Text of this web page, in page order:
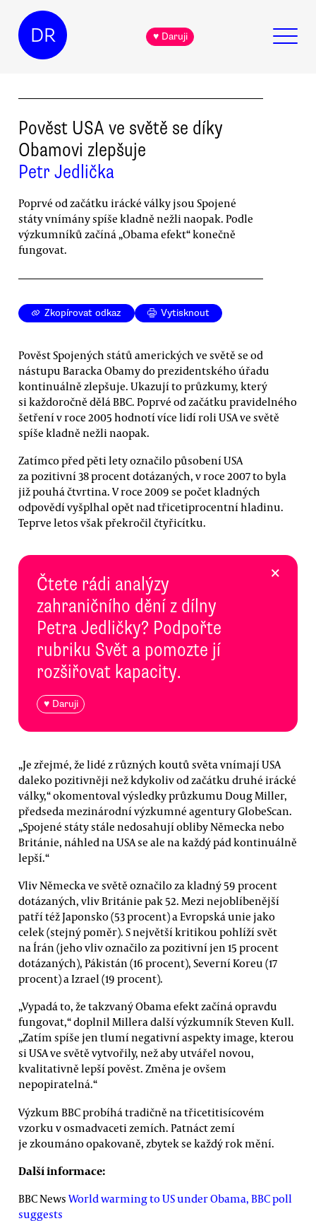
DR ♥ Daruji
Pověst USA ve světě se díky
Obamovi zlepšuje
Petr Jedlička
Poprvé od začátku irácké války jsou Spojené
státy vnímány spíše kladně nežli naopak. Podle
výzkumníků začíná „Obama efekt“ konečně
fungovat.
Zkopírovat odkaz Vytisknout
Pověst Spojených států amerických ve světě se od
nástupu Baracka Obamy do prezidentského úřadu
kontinuálně zlepšuje. Ukazují to průzkumy, který
si každoročně dělá BBC. Poprvé od začátku pravidelného
šetření v roce 2005 hodnotí více lidí roli USA ve světě
spíše kladně nežli naopak.
Zatímco před pěti lety označilo působení USA
za pozitivní 38 procent dotázaných, v roce 2007 to byla
již pouhá čtvrtina. V roce 2009 se počet kladných
odpovědí vyšplhal opět nad třicetiprocentní hladinu.
Teprve letos však překročil čtyřicítku.
Čtete rádi analýzy
zahraničního dění z dílny
Petra Jedličky? Podpořte
rubriku Svět a pomozte jí
rozšiřovat kapacity.
♥ Daruji
×
„Je zřejmé, že lidé z různých koutů světa vnímají USA
daleko pozitivněji než kdykoliv od začátku druhé irácké
války,“ okomentoval výsledky průzkumu Doug Miller,
předseda mezinárodní výzkumné agentury GlobeScan.
„Spojené státy stále nedosahují obliby Německa nebo
Británie, náhled na USA se ale na každý pád kontinuálně
lepší.“
Vliv Německa ve světě označilo za kladný 59 procent
dotázaných, vliv Británie pak 52. Mezi nejoblíbenější
patří též Japonsko (53 procent) a Evropská unie jako
celek (stejný poměr). S největší kritikou pohlíží svět
na Írán (jeho vliv označilo za pozitivní jen 15 procent
dotázaných), Pákistán (16 procent), Severní Koreu (17
procent) a Izrael (19 procent).
„Vypadá to, že takzvaný Obama efekt začíná opravdu
fungovat,“ doplnil Millera další výzkumník Steven Kull.
„Zatím spíše jen tlumí negativní aspekty image, kterou
si USA ve světě vytvořily, než aby utvářel novou,
kvalitativně lepší pověst. Změna je ovšem
nepopiratelná.“
Výzkum BBC probíhá tradičně na třicetitisícovém
vzorku v osmadvaceti zemích. Patnáct zemí
je zkoumáno opakovaně, zbytek se každý rok mění.
Další informace:
BBC News World warming to US under Obama, BBC poll
suggests